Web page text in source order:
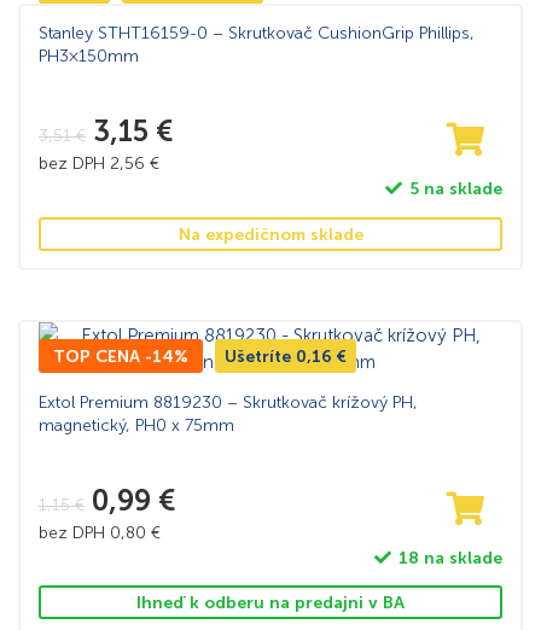
Stanley STHT16159-0 – Skrutkovač CushionGrip Phillips,
PH3×150mm
3,51€ 3,15 €
bez DPH 2,56 €
5 na sklade
Na expedičnom sklade
TOP CENA -14% Ušetríte 0,16 €
Extol Premium 8819230 – Skrutkovač krížový PH,
magnetický, PH0 x 75mm
1,15€ 0,99 €
bez DPH 0,80 €
18 na sklade
Ihneď k odberu na predajni v BA